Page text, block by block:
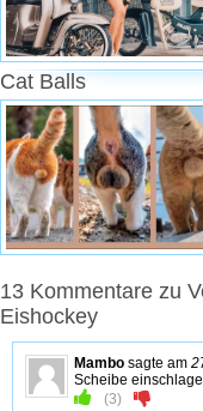
Cat Balls
13 Kommentare zu
Eishockey
Mambo sagte am
Scheibe
(3)